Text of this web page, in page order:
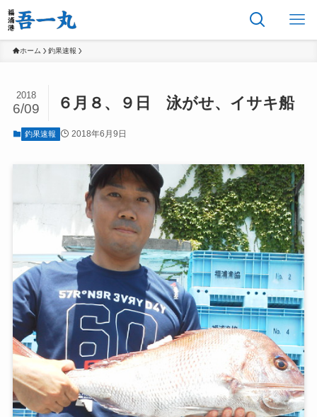
ホーム 釣果速報
６月８、９日 泳がせ、イサキ船
2018
6/09
釣果速報 2018年6月9日